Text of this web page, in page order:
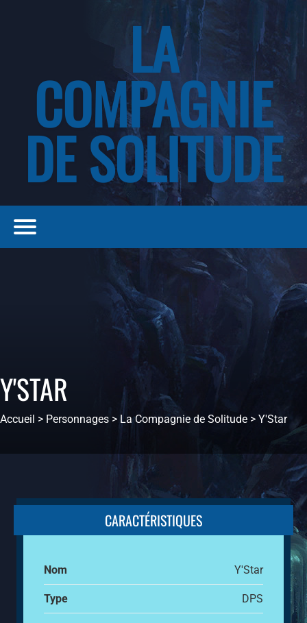
LA
COMPAGNIE
DE SOLITUDE
Y'STAR
Accueil > Personnages > La Compagnie de Solitude > Y'Star
CARACTÉRISTIQUES
Nom Y'Star
Type DPS